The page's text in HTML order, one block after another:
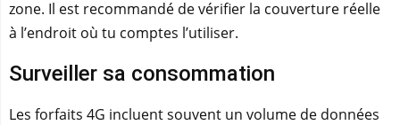
zone. Il est recommandé de vérifier la couverture réelle
à l’endroit où tu comptes l’utiliser.
Surveiller sa consommation
Les forfaits 4G incluent souvent un volume de données